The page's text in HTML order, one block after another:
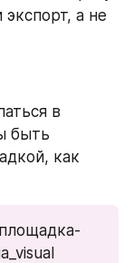
а не
в
быть